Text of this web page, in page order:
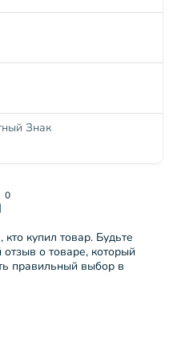
Знак
0
купил товар. Будьте
о товаре, который
правильный выбор в